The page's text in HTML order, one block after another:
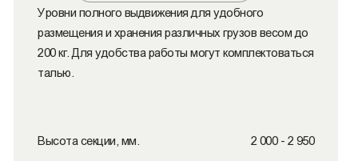
Уровни полного выдвижения для удобного
размещения и хранения различных грузов весом до
200 кг. Для удобства работы могут комплектоваться
талью.
Высота секции, мм. 2 000 - 2 950